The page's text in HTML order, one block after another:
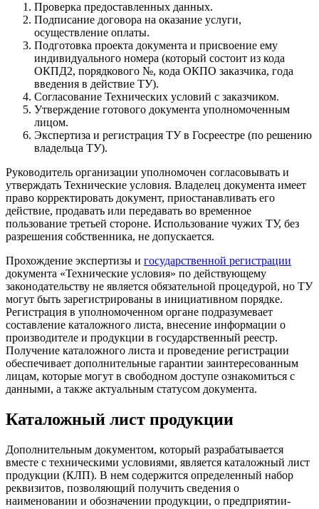
Проверка предоставленных данных.
Подписание договора на оказание услуги,
осуществление оплаты.
Подготовка проекта документа и присвоение ему
индивидуального номера (который состоит из кода
ОКПД2, порядкового №, кода ОКПО заказчика, года
введения в действие ТУ).
Согласование Технических условий с заказчиком.
Утверждение готового документа уполномоченным
лицом.
Экспертиза и регистрация ТУ в Госреестре (по решению
владельца ТУ).
Руководитель организации уполномочен согласовывать и
утверждать Технические условия. Владелец документа имеет
право корректировать документ, приостанавливать его
действие, продавать или передавать во временное
пользование третьей стороне. Использование чужих ТУ, без
разрешения собственника, не допускается.
Прохождение экспертизы и государственной регистрации
документа «Технические условия» по действующему
законодательству не является обязательной процедурой, но ТУ
могут быть зарегистрированы в инициативном порядке.
Регистрация в уполномоченном органе подразумевает
составление каталожного листа, внесение информации о
производителе и продукции в государственный реестр.
Получение каталожного листа и проведение регистрации
обеспечивает дополнительные гарантии заинтересованным
лицам, которые могут в свободном доступе ознакомиться с
данными, а также актуальным статусом документа.
Каталожный лист продукции
Дополнительным документом, который разрабатывается
вместе с техническими условиями, является каталожный лист
продукции (КЛП). В нем содержится определенный набор
реквизитов, позволяющий получить сведения о
наименовании и обозначении продукции, о предприятии-